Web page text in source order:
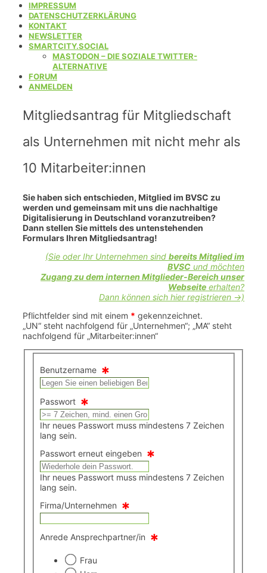
IMPRESSUM
DATENSCHUTZERKLÄRUNG
KONTAKT
NEWSLETTER
SMARTCITY.SOCIAL
MASTODON – DIE SOZIALE TWITTER-
ALTERNATIVE
FORUM
ANMELDEN
Mitgliedsantrag für Mitgliedschaft
als Unternehmen mit nicht mehr als
10 Mitarbeiter:innen
Sie haben sich entschieden, Mitglied im BVSC zu
werden und gemeinsam mit uns die nachhaltige
Digitalisierung in Deutschland voranzutreiben?
Dann stellen Sie mittels des untenstehenden
Formulars Ihren Mitgliedsantrag!
(Sie oder Ihr Unternehmen sind bereits Mitglied im
BVSC und möchten
Zugang zu dem internen Mitglieder-Bereich unser
Webseite erhalten?
Dann können sich hier registrieren ->)
Pflichtfelder sind mit einem * gekennzeichnet.
„UN“ steht nachfolgend für „Unternehmen“; „MA“ steht
nachfolgend für „Mitarbeiter:innen“
Benutzername*
Passwort*
Ihr neues Passwort muss mindestens 7 Zeichen
lang sein.
Passwort erneut eingeben*
Ihr neues Passwort muss mindestens 7 Zeichen
lang sein.
Firma/Unternehmen*
Anrede Ansprechpartner/in *
Frau